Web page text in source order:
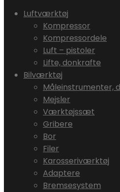
Luftværktøj
Kompressor
Kompressordele
Luft – pistoler
Lifte, donkrafte
Bilværktøj
Måleinstrumenter,
Mejsler
Værktøjssæt
Gribere
Bor
Filer
Karosseriværktøj
Adaptere
Bremsesystem